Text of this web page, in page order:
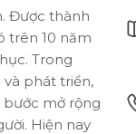
Được thành
trên 10 năm
Trong
phát triển,
mở rộng
Hiện nay